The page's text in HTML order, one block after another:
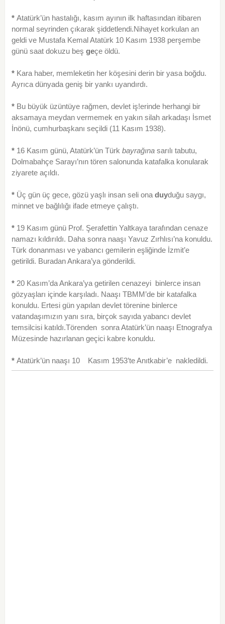
* Atatürk’ün hastalığı, kasım ayının ilk haftasından itibaren
normal seyrinden çıkarak şiddetlendi.Nihayet korkulan an
geldi ve Mustafa Kemal Atatürk 10 Kasım 1938 perşembe
günü saat dokuzu beş geçe öldü.
* Kara haber, memleketin her köşesini derin bir yasa boğdu.
Ayrıca dünyada geniş bir yankı uyandırdı.
* Bu büyük üzüntüye rağmen, devlet iş!erinde herhangi bir
aksamaya meydan vermemek en yakın silah arkadaşı İsmet
İnönü, cumhurbaşkanı seçildi (11 Kasım 1938).
* 16 Kasım günü, Atatürk’ün Türk bayrağına sarılı tabutu,
Dolmabahçe Sarayı’nın tören salonunda katafalka konularak
ziyarete açıldı.
* Üç gün üç gece, gözü yaşlı insan seli ona duyduğu saygı,
minnet ve bağlılığı ifade etmeye çalıştı.
* 19 Kasım günü Prof. Şerafettin Yaltkaya tarafından cenaze
namazı kıldırıldı. Daha sonra naaşı Yavuz Zırhlısı’na konuldu.
Türk donanması ve yabancı gemilerin eşliğinde İzmit’e
getirildi. Buradan Ankara’ya gönderildi.
* 20 Kasım’da Ankara’ya getirilen cenazeyi binlerce insan
gözyaşları içinde karşıladı. Naaşı TBMM’de bir katafalka
konuldu. Ertesi gün yapılan devlet törenine binlerce
vatandaşımızın yanı sıra, birçok sayıda yabancı devlet
temsilcisi katıldı.Törenden sonra Atatürk’ün naaşı Etnografya
Müzesinde hazırlanan geçici kabre konuldu.
* Atatürk’ün naaşı 10 Kasım 1953’te Anıtkabir’e nakledildi.